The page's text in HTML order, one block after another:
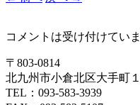
コメントは受け付けていま
〒803‐0814
北九州市小倉北区大手町
TEL：093‐583‐3939